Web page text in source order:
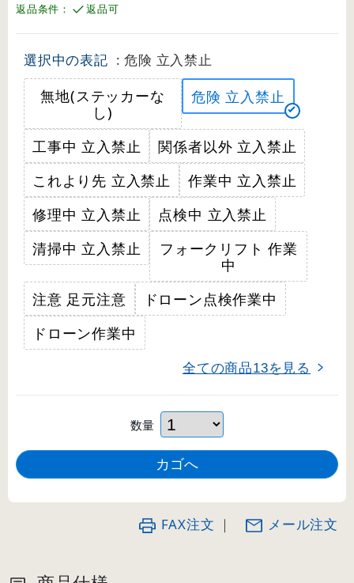
返品条件：
返品可
選択中の表記 : 危険 立入禁止
無地(ステッカーな
し)
危険 立入禁止
工事中 立入禁止
関係者以外 立入禁止
これより先 立入禁止
作業中 立入禁止
修理中 立入禁止
点検中 立入禁止
清掃中 立入禁止
フォークリフト 作業
中
注意 足元注意
ドローン点検作業中
ドローン作業中
全ての商品13を見る
数量
FAX注文 ｜ メール注文